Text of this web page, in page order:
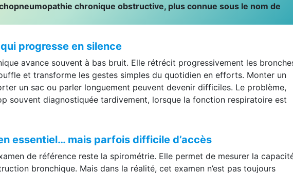
Pourtant, derrière ce bruit familier peut parfois se cacher une maladie
chronique obstructive, plus connue sous le nom de
progresse en silence
avance souvent à bas bruit. Elle rétrécit progressivement les bronches,
et transforme les gestes simples du quotidien en efforts. Monter un
un sac ou parler longuement peuvent devenir difficiles. Le problème,
souvent diagnostiquée tardivement, lorsque la fonction respiratoire est
essentiel… mais parfois difficile d’accès
de référence reste la spirométrie. Elle permet de mesurer la capacité